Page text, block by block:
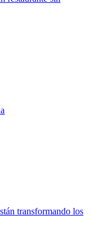
transformando los